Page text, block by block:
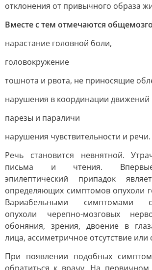
отклонения от привычного образа
Вместе с тем отмечаются
нарастание головной боли,
головокружение
тошнота и рвота, не приносящие
нарушения в координации движений
парезы и параличи
нарушения чувствительности и речи.
Речь становится невнятной.
письма и чтения.
эпилептический припадок
определяющих симптомов опухоли
Вариабельными симптомами
опухоли черепно-мозговых
обоняния, зрения, двоение в
лица, ассиметричное отсутствие или
При появлении подобных